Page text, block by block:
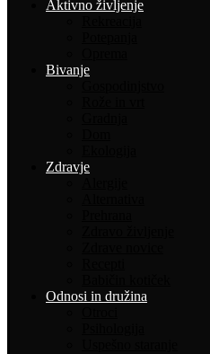
Aktivno življenje
Bivanje
Zdravje
Odnosi in družina